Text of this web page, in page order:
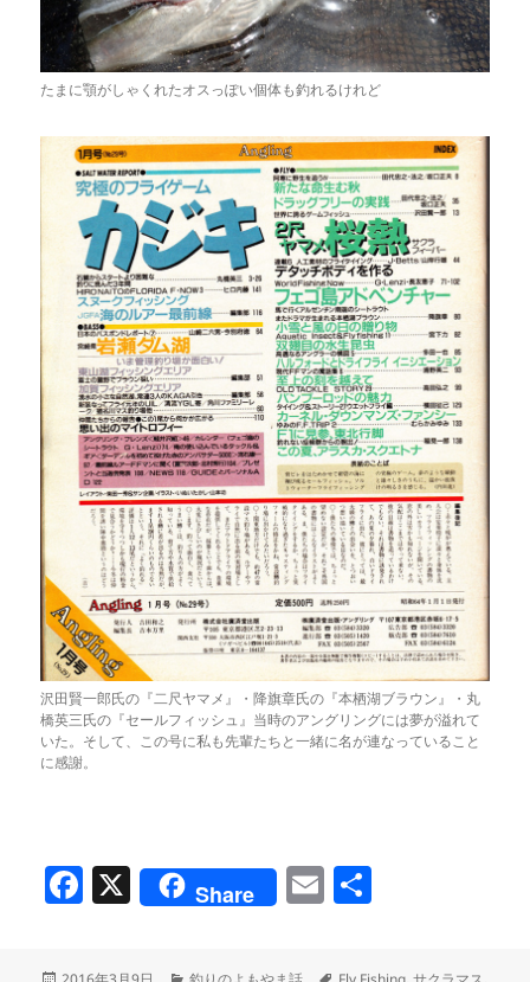
たまに顎がしゃくれたオスっぽい個体も釣れるけれど
沢田賢一郎氏の『二尺ヤマメ』・降旗章氏の『本栖湖ブラウン』・丸
橋英三氏の『セールフィッシュ』当時のアングリングには夢が溢れて
いた。そして、この号に私も先輩たちと一緒に名が連なっていること
に感謝。
F
a
c
X Share E
m
ai